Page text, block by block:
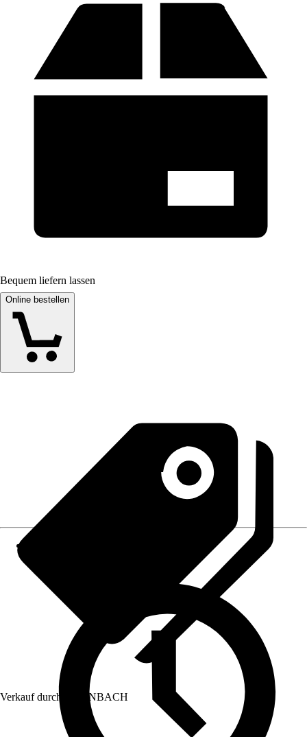
Bequem liefern lassen
Online bestellen
Verkauf durch: HORNBACH